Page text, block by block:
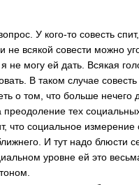
У кого-то совесть
не всякой совести можно
не могу ей дать. Всякая
В таком случае
о том, что больше
преодоление тех
что социальное
И тут надо
уровне ей это